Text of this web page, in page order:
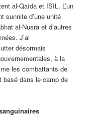
al-Qaïda et ISIL. L’un
sunnite d’une unité
al-Nusra et d’autres
J’ai
désormais
à la
les combattants de
basé dans le camp de